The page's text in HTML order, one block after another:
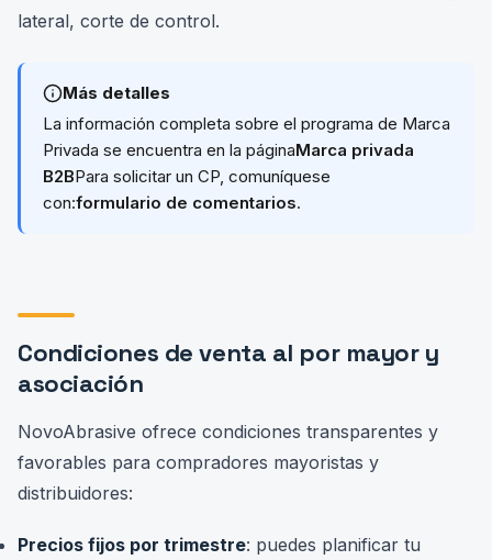
lateral, corte de control.
Más detalles
La información completa sobre el programa de Marca
Privada se encuentra en la páginaMarca privada
B2BPara solicitar un CP, comuníquese
con:formulario de comentarios.
Condiciones de venta al por mayor y
asociación
NovoAbrasive ofrece condiciones transparentes y
favorables para compradores mayoristas y
distribuidores:
Precios fijos por trimestre: puedes planificar tu